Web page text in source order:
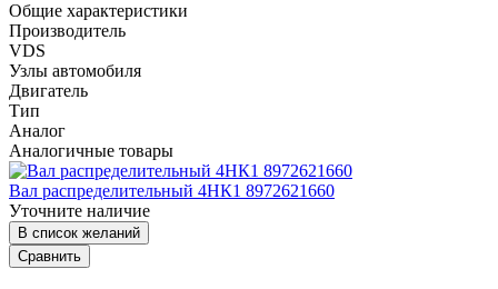
Общие характеристики
Производитель
VDS
Узлы автомобиля
Двигатель
Тип
Аналог
Аналогичные товары
Вал распределительный 4НК1 8972621660
Уточните наличие
В список желаний
Сравнить